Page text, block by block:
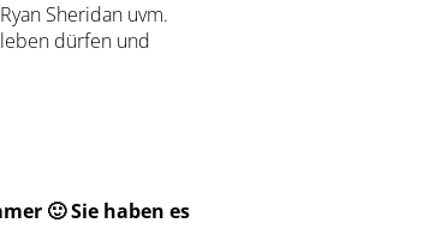
Sheridan uvm.
dürfen und
🙂 Sie haben es